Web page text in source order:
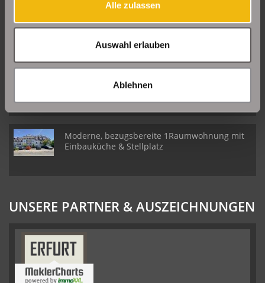
Alle zulassen
Auswahl erlauben
Ablehnen
Daberstedt
Erfurt Daberstedt
Moderne, bezugsbereite 1Raumwohnung mit
Einbauküche & Stellplatz
UNSERE PARTNER & AUSZEICHNUNGEN